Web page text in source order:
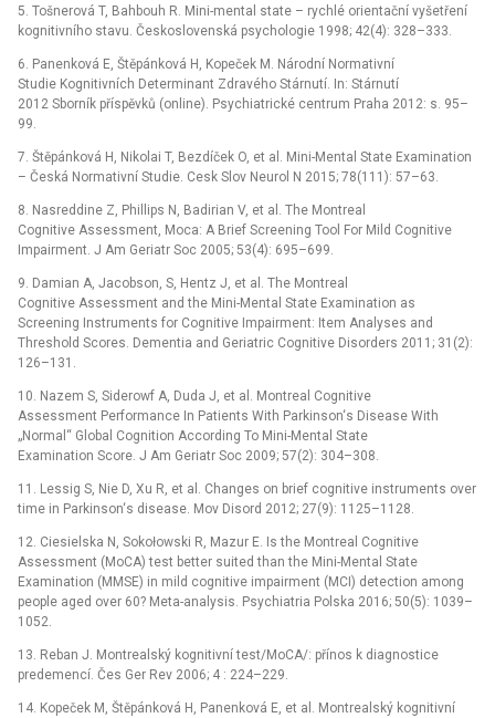
5. Tošnerová T, Bahbouh R. Mini-mental state –⁠ rychlé orientační vyšetření
kognitivního stavu. Československá psychologie 1998; 42(4): 328–333.
6. Panenková E, Štěpánková H, Kopeček M. Národní Normativní
Studie Kognitivních Determinant Zdravého Stárnutí. In: Stárnutí
2012 Sborník příspěvků (online). Psychiatrické centrum Praha 2012: s. 95–
99.
7. Štěpánková H, Nikolai T, Bezdíček O, et al. Mini-Mental State Examination
–⁠ Česká Normativní Studie. Cesk Slov Neurol N 2015; 78(111): 57–63.
8. Nasreddine Z, Phillips N, Badirian V, et al. The Montreal
Cognitive Assessment, Moca: A Brief Screening Tool For Mild Cognitive
Impairment. J Am Geriatr Soc 2005; 53(4): 695–699.
9. Damian A, Jacobson, S, Hentz J, et al. The Montreal
Cognitive Assessment and the Mini-Mental State Examination as
Screening Instruments for Cognitive Impairment: Item Analyses and
Threshold Scores. Dementia and Geriatric Cognitive Disorders 2011; 31(2):
126–131.
10. Nazem S, Siderowf A, Duda J, et al. Montreal Cognitive
Assessment Performance In Patients With Parkinson‘s Disease With
„Normal“ Global Cognition According To Mini-Mental State
Examination Score. J Am Geriatr Soc 2009; 57(2): 304–308.
11. Lessig S, Nie D, Xu R, et al. Changes on brief cognitive instruments over
time in Parkinson‘s disease. Mov Disord 2012; 27(9): 1125–1128.
12. Ciesielska N, Sokołowski R, Mazur E. Is the Montreal Cognitive
Assessment (MoCA) test better suited than the Mini-Mental State
Examination (MMSE) in mild cognitive impairment (MCI) detection among
people aged over 60? Meta-analysis. Psychiatria Polska 2016; 50(5): 1039–
1052.
13. Reban J. Montrealský kognitivní test/MoCA/: přínos k diagnostice
predemencí. Čes Ger Rev 2006; 4 : 224–229.
14. Kopeček M, Štěpánková H, Panenková E, et al. Montrealský kognitivní